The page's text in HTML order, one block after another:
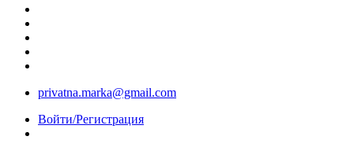
privatna.marka@gmail.com
Войти/Регистрация